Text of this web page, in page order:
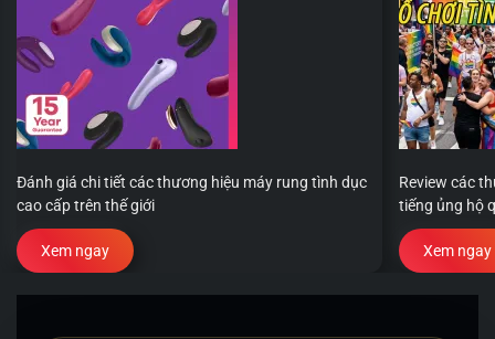
Đánh giá chi tiết các thương hiệu máy rung tình dục
cao cấp trên thế giới
Xem ngay
Review các
tiếng ủng hộ
Xem ngay